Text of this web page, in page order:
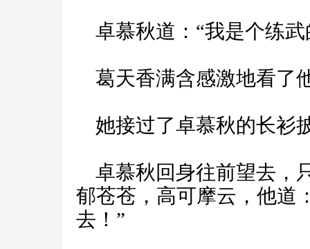
卓慕秋道：“我是个练武
葛天香满含感激地看了
她接过了卓慕秋的长衫
卓慕秋回身往前望去，
郁苍苍，高可摩云，他道
去！”